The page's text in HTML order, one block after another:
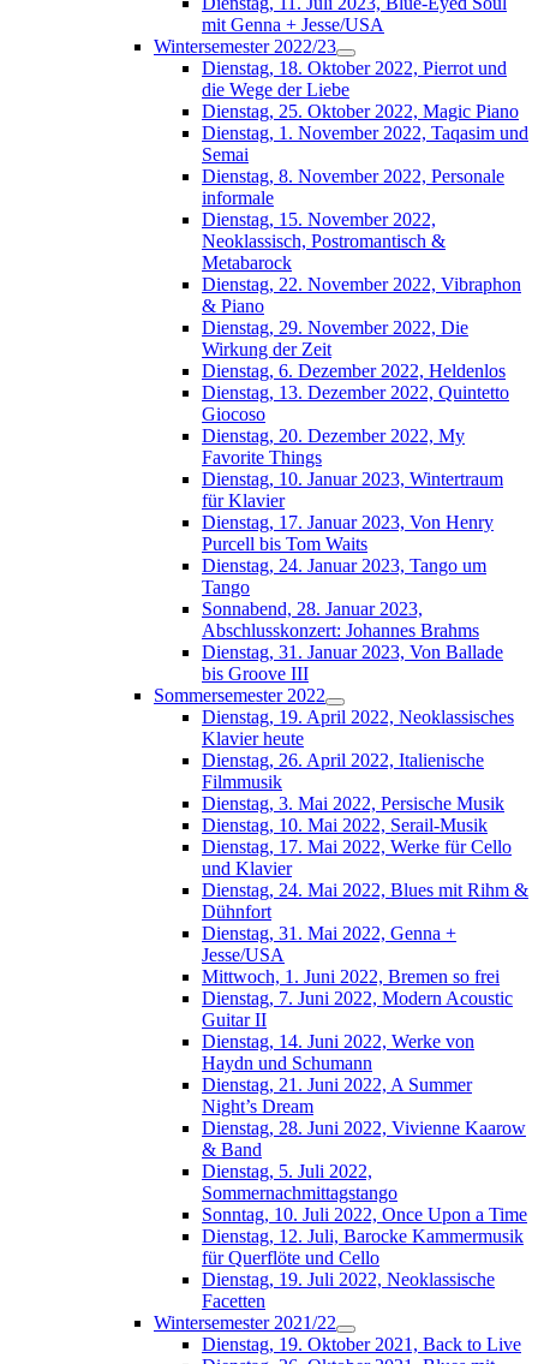
mit Genna + Jesse/USA
Wintersemester 2022/23
Dienstag, 18. Oktober 2022, Pierrot und
die Wege der Liebe
Dienstag, 25. Oktober 2022, Magic Piano
Dienstag, 1. November 2022, Taqasim und
Semai
Dienstag, 8. November 2022, Personale
informale
Dienstag, 15. November 2022,
Neoklassisch, Postromantisch &
Metabarock
Dienstag, 22. November 2022, Vibraphon
& Piano
Dienstag, 29. November 2022, Die
Wirkung der Zeit
Dienstag, 6. Dezember 2022, Heldenlos
Dienstag, 13. Dezember 2022, Quintetto
Giocoso
Dienstag, 20. Dezember 2022, My
Favorite Things
Dienstag, 10. Januar 2023, Wintertraum
für Klavier
Dienstag, 17. Januar 2023, Von Henry
Purcell bis Tom Waits
Dienstag, 24. Januar 2023, Tango um
Tango
Sonnabend, 28. Januar 2023,
Abschlusskonzert: Johannes Brahms
Dienstag, 31. Januar 2023, Von Ballade
bis Groove III
Sommersemester 2022
Dienstag, 19. April 2022, Neoklassisches
Klavier heute
Dienstag, 26. April 2022, Italienische
Filmmusik
Dienstag, 3. Mai 2022, Persische Musik
Dienstag, 10. Mai 2022, Serail-Musik
Dienstag, 17. Mai 2022, Werke für Cello
und Klavier
Dienstag, 24. Mai 2022, Blues mit Rihm &
Dühnfort
Dienstag, 31. Mai 2022, Genna +
Jesse/USA
Mittwoch, 1. Juni 2022, Bremen so frei
Dienstag, 7. Juni 2022, Modern Acoustic
Guitar II
Dienstag, 14. Juni 2022, Werke von
Haydn und Schumann
Dienstag, 21. Juni 2022, A Summer
Night’s Dream
Dienstag, 28. Juni 2022, Vivienne Kaarow
& Band
Dienstag, 5. Juli 2022,
Sommernachmittagstango
Sonntag, 10. Juli 2022, Once Upon a Time
Dienstag, 12. Juli, Barocke Kammermusik
für Querflöte und Cello
Dienstag, 19. Juli 2022, Neoklassische
Facetten
Wintersemester 2021/22
Dienstag, 19. Oktober 2021, Back to Live